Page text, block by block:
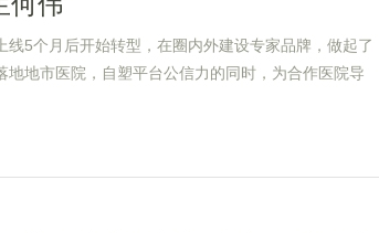
线5个月后开始转型，在圈内外建设专家品牌，做起了
地地市医院，自塑平台公信力的同时，为合作医院导
源。